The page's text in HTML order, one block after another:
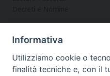
Informazioni
Informativa
Utilizziamo cookie o
finalità tecniche e, con il